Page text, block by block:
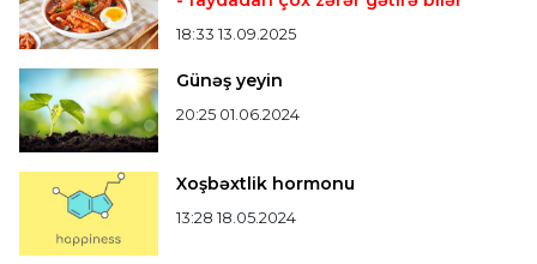
18:33 13.09.2025
Günəş yeyin
20:25 01.06.2024
Xoşbəxtlik hormonu
13:28 18.05.2024